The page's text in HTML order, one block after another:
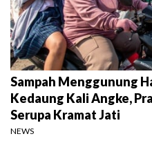
Sampah Menggunung
Kedaung Kali Angke,
Serupa Kramat Jati
NEWS